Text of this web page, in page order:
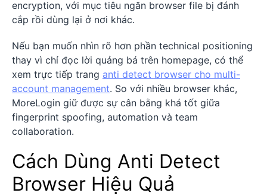
encryption, với mục tiêu ngăn browser file bị đánh
cắp rồi dùng lại ở nơi khác.
Nếu bạn muốn nhìn rõ hơn phần technical positioning
thay vì chỉ đọc lời quảng bá trên homepage, có thể
xem trực tiếp trang anti detect browser cho multi-
account management. So với nhiều browser khác,
MoreLogin giữ được sự cân bằng khá tốt giữa
fingerprint spoofing, automation và team
collaboration.
Cách Dùng Anti Detect
Browser Hiệu Quả